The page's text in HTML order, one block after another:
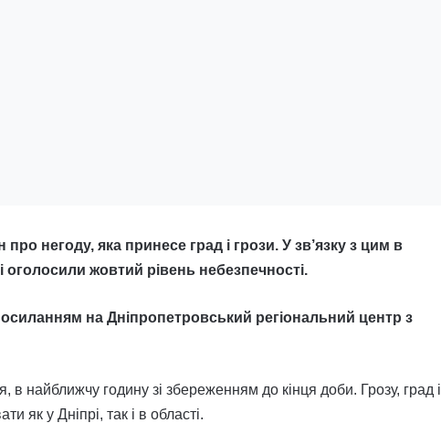
негоду, яка принесе град і грози. У зв’язку з цим в
оголосили жовтий рівень небезпечності.
на Дніпропетровський регіональний центр з
в найближчу годину зі збереженням до кінця доби. Грозу, град і
як у Дніпрі, так і в області.